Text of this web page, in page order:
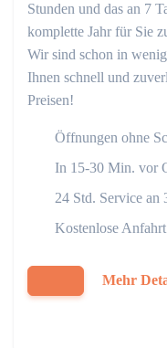
Stunden und das an 7
komplette Jahr für Sie
Wir sind schon in
Ihnen schnell und
Preisen!
Öffnungen ohne
In 15-30 Min. vor
24 Std. Service an
Kostenlose Anfahrt
Mehr